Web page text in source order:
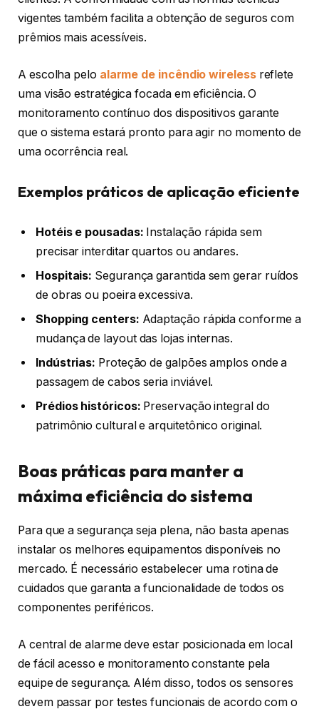
vigentes também facilita a obtenção de seguros com
prêmios mais acessíveis.
A escolha pelo alarme de incêndio wirelessreflete
uma visão estratégica focada em eficiência. O
monitoramento contínuo dos dispositivos garante
que o sistema estará pronto para agir no momento de
uma ocorrência real.
Exemplos práticos de aplicação eficiente
Hotéis e pousadas: Instalação rápida sem
precisar interditar quartos ou andares.
Hospitais: Segurança garantida sem gerar ruídos
de obras ou poeira excessiva.
Shopping centers: Adaptação rápida conforme a
mudança de layout das lojas internas.
Indústrias: Proteção de galpões amplos onde a
passagem de cabos seria inviável.
Prédios históricos: Preservação integral do
patrimônio cultural e arquitetônico original.
Boas práticas para manter a
máxima eficiência do sistema
Para que a segurança seja plena, não basta apenas
instalar os melhores equipamentos disponíveis no
mercado. É necessário estabelecer uma rotina de
cuidados que garanta a funcionalidade de todos os
componentes periféricos.
A central de alarme deve estar posicionada em local
de fácil acesso e monitoramento constante pela
equipe de segurança. Além disso, todos os sensores
devem passar por testes funcionais de acordo com o